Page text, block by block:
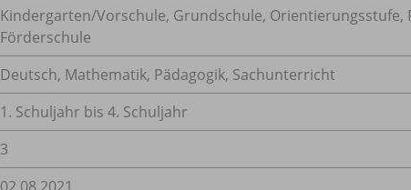
Kindergarten/Vorschule, Grundschule, Orientierungsstufe,
Förderschule
Deutsch, Mathematik, Pädagogik, Sachunterricht
1. Schuljahr bis 4. Schuljahr
3